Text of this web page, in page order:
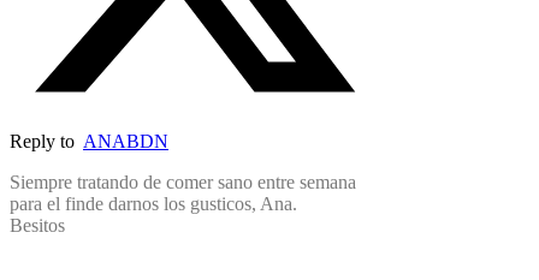
Reply to ANABDN
Siempre tratando de comer sano entre semana
para el finde darnos los gusticos, Ana.
Besitos